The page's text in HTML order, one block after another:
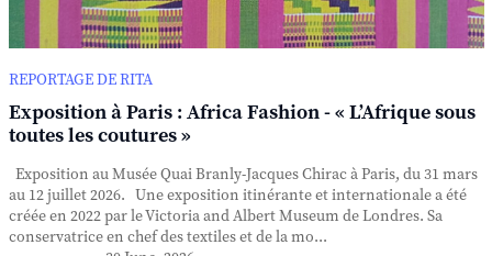
REPORTAGE DE RITA
Exposition à Paris : Africa Fashion - « L’Afrique sous
toutes les coutures »
Exposition au Musée Quai Branly-Jacques Chirac à Paris, du 31 mars
au 12 juillet 2026. Une exposition itinérante et internationale a été
créée en 2022 par le Victoria and Albert Museum de Londres. Sa
conservatrice en chef des textiles et de la mo...